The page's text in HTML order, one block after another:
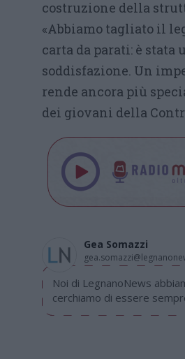
costruzione della
«Abbiamo tagliato il
carta da parati: è stata
soddisfazione. Un
rende ancora più
dei giovani della
Gea Somazzi
Noi di LegnanoNews
cerchiamo di essere